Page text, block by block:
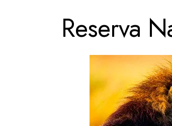
Reserva